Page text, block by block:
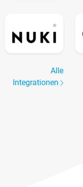
Alle
Integrationen